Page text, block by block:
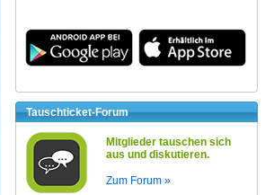
Tauschticket-Forum
Mitglieder tauschen sich
aus und diskutieren.
Zum Forum »